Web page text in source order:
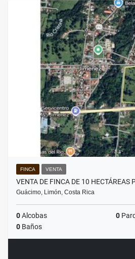
FINCA VENTA
VENTA DE FINCA DE 10 HECTÁREAS
Guácimo, Limón, Costa Rica
0Alcobas 0
0 Baños